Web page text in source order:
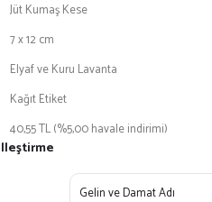
Jüt Kumaş Kese
7 x 12 cm
Elyaf ve Kuru Lavanta
Kağıt Etiket
40,55 TL (%5,00 havale indirimi)